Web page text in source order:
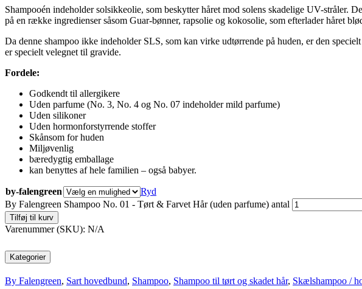
Shampooén indeholder solsikkeolie, som beskytter håret mod solens skadelige UV-stråler.
på en række ingredienser såsom Guar-bønner, rapsolie og kokosolie, som efterlader håret
Da denne shampoo ikke indeholder SLS, som kan virke udtørrende på huden, er den
er specielt velegnet til gravide.
Fordele:
Godkendt til allergikere
Uden parfume (No. 3, No. 4 og No. 07 indeholder mild parfume)
Uden silikoner
Uden hormonforstyrrende stoffer
Skånsom for huden
Miljøvenlig
bæredygtig emballage
kan benyttes af hele familien – også babyer.
by-falengreen
Ryd
By Falengreen Shampoo No. 01 - Tørt & Farvet Hår (uden parfume) antal
Tilføj til kurv
Varenummer (SKU): N/A
Kategorier
By Falengreen, Sart hovedbund, Shampoo, Shampoo til tørt og skadet hår, Skælshampoo /